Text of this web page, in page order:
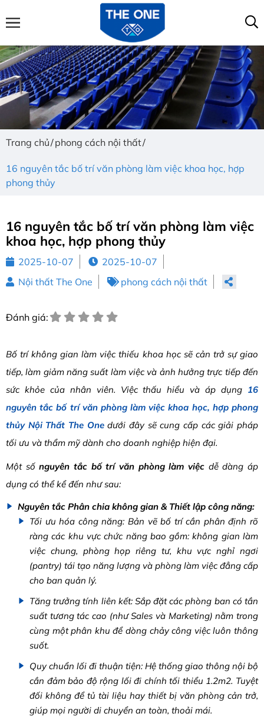
Trang chủ phong cách nội thất
16 nguyên tắc bố trí văn phòng làm việc khoa học, hợp
phong thủy
16 nguyên tắc bố trí văn phòng làm việc
khoa học, hợp phong thủy
2025-10-07
2025-10-07
Nội thất The One
phong cách nội thất
Đánh giá:
Bố trí không gian làm việc thiếu khoa học sẽ cản trở sự giao
tiếp, làm giảm năng suất làm việc và ảnh hưởng trực tiếp đến
sức khỏe của nhân viên. Việc thấu hiểu và áp dụng 16
nguyên tắc bố trí văn phòng làm việc khoa học, hợp phong
thủy Nội Thất The Onedưới đây sẽ cung cấp các giải pháp
tối ưu và thẩm mỹ dành cho doanh nghiệp hiện đại.
Một sốnguyên tắc bố trí văn phòng làm việc dễ dàng áp
dụng có thể kể đến như sau:
Nguyên tắc Phân chia không gian & Thiết lập công năng:
Tối ưu hóa công năng: Bản vẽ bố trí cần phân định rõ
ràng các khu vực chức năng bao gồm: không gian làm
việc chung, phòng họp riêng tư, khu vực nghỉ ngơi
(pantry) tái tạo năng lượng và phòng làm việc đẳng cấp
cho ban quản lý.
Tăng trưởng tính liên kết: Sắp đặt các phòng ban có tần
suất tương tác cao (như Sales và Marketing) nằm trong
cùng một phân khu để dòng chảy công việc luôn thông
suốt.
Quy chuẩn lối đi thuận tiện: Hệ thống giao thông nội bộ
cần đảm bảo độ rộng lối đi chính tối thiểu 1.2m2. Tuyệt
đối không để tủ tài liệu hay thiết bị văn phòng cản trở,
giúp mọi người di chuyển an toàn, thoải mái.